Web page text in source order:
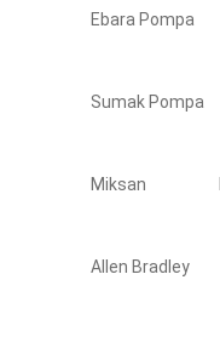
Ebara Pompa
Sumak Pompa
Miksan
Allen Bradley